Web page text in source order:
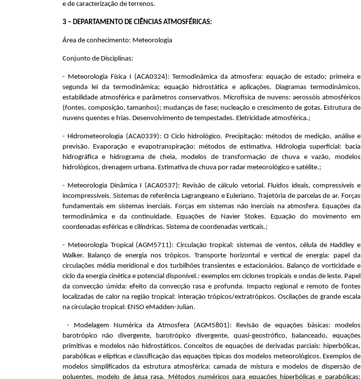
e de caracterização de terrenos.
3 – DEPARTAMENTO DE CIÊNCIAS ATMOSFÉRICAS:
Área de conhecimento: Meteorologia
Conjunto de Disciplinas:
- Meteorologia Física I (ACA0324): Termodinâmica da atmosfera: equação de estado; primeira e
segunda lei da termodinâmica; equação hidrostática e aplicações. Diagramas termodinâmicos,
estabilidade atmosférica e parâmetros conservativos. Microfísica de nuvens: aerossóis atmosféricos
(fontes, composição, tamanhos); mudanças de fase; nucleação e crescimento de gotas. Estrutura de
nuvens quentes e frias. Desenvolvimento de tempestades. Eletricidade atmosférica.;
- Hidrometeorologia (ACA0339): O Ciclo hidrológico. Precipitação: métodos de medição, análise e
previsão. Evaporação e evapotranspiração: métodos de estimativa. Hidrologia superficial: bacia
hidrográfica e hidrograma de cheia, modelos de transformação de chuva e vazão, modelos
hidrológicos, drenagem urbana. Estimativa de chuva por radar meteorológico e satélite.;
- Meteorologia Dinâmica I (ACA0537): Revisão de cálculo vetorial. Fluidos ideais, compressíveis e
incompressíveis. Sistemas de referência Lagrangeano e Euleriano. Trajetória de parcelas de ar. Forças
fundamentais em sistemas inerciais. Forças em sistemas não inerciais na atmosfera. Equações da
termodinâmica e da continuidade. Equações de Navier Stokes. Equação do movimento em
coordenadas esféricas e cilíndricas. Sistema de coordenadas verticais.;
- Meteorologia Tropical (AGM5711): Circulação tropical: sistemas de ventos, célula de Haddley e
Walker. Balanço de energia nos trópicos. Transporte horizontal e vertical de energia: papel da
circulações média meridional e dos turbilhões transientes e estacionários. Balanço de vorticidade e
ciclo da energia cinética e potencial disponível.: exemplos em ciclones tropicais e ondas de leste. Papel
da convecção úmida: efeito da convecção rasa e profunda. Impacto regional e remoto de fontes
localizadas de calor na região tropical: interação trópicos/extratrópicos. Oscilações de grande escala
na circulação tropical: ENSO eMadden-Julian.
- Modelagem Numérica da Atmosfera (AGM5801): Revisão de equações básicas: modelos
barotrópico não divergente, barotrópico divergente, quasi-geostrófico, balanceado, equações
primitivas e modelos não hidrostáticos. Conceitos de equações de derivadas parciais: hiperbólicas,
parabólicas e elípticas e classificação das equações típicas dos modelos meteorológicos. Exemplos de
modelos simplificados da estrutura atmosférica: camada de mistura e modelos de dispersão de
poluentes, modelo de água rasa. Métodos numéricos para equações hiperbólicas e parabólicas: